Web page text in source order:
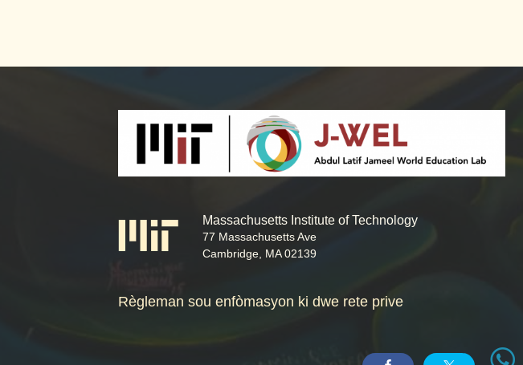
Massachusetts Institute of Technology
77 Massachusetts Ave
Cambridge, MA 02139
Règleman sou enfòmasyon ki dwe rete prive